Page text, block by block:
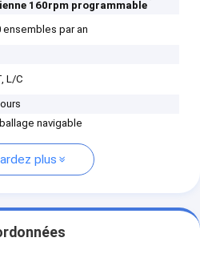
160rpm programmable
ensembles par an
L/C
navigable
plus